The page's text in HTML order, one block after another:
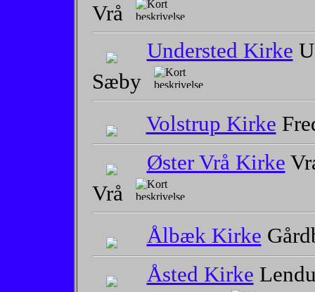
Vrå
Understed Kirke
Sæby
Volstrup Kirke
Øster Vrå Kirke
Vrå
Ålbæk Kirke
Åsted Kirke